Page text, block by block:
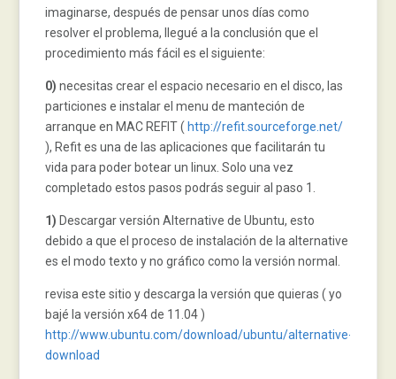
imaginarse, después de pensar unos días como
resolver el problema, llegué a la conclusión que el
procedimiento más fácil es el siguiente:
0) necesitas crear el espacio necesario en el disco, las
particiones e instalar el menu de manteción de
arranque en MAC REFIT ( http://refit.sourceforge.net/
), Refit es una de las aplicaciones que facilitarán tu
vida para poder botear un linux. Solo una vez
completado estos pasos podrás seguir al paso 1.
1) Descargar versión Alternative de Ubuntu, esto
debido a que el proceso de instalación de la alternative
es el modo texto y no gráfico como la versión normal.
revisa este sitio y descarga la versión que quieras ( yo
bajé la versión x64 de 11.04 )
http://www.ubuntu.com/download/ubuntu/alternative-
download